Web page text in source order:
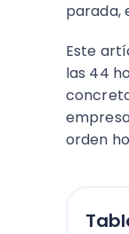
parada,
Este
las 44
orden